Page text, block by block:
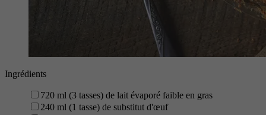
Ingrédients
720 ml (3 tasses) de lait évaporé faible en gras
240 ml (1 tasse) de substitut d'œuf